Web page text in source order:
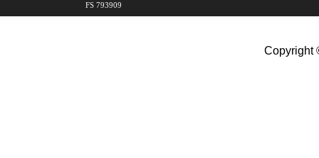
FS 793909
Copyright